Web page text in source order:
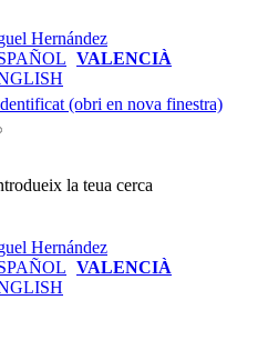
VALENCIÀ
(obri en nova finestra)
la teua cerca
VALENCIÀ